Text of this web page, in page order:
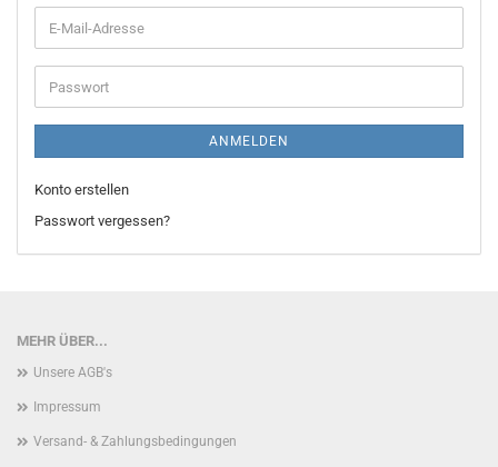
E-
Mail-
Adresse
Passwort
ANMELDEN
Konto erstellen
Passwort vergessen?
MEHR ÜBER...
Unsere AGB's
Impressum
Versand- & Zahlungsbedingungen